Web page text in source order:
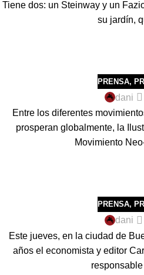
Tiene dos: un Steinway y un
su jardín,
PRENSA,
dani
Entre los diferentes
prosperan globalmente, la
Movimiento
PRENSA,
dani
Este jueves, en la ciudad de
años el economista y editor